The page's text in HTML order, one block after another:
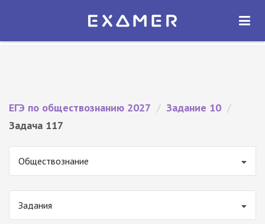
Экзамер — ЕГЭ 2027
ОТКРЫТЬ
ЕГЭ по обществознанию 2027 / Задание 10 /
Задача 117
Обществознание
Задания